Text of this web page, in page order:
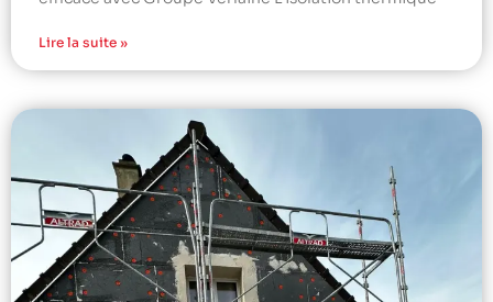
Lire la suite »